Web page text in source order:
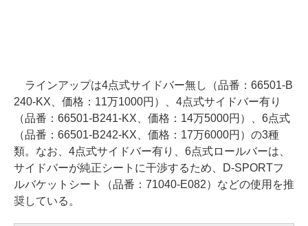
ラインアップは4点式サイドバー無し（品番：66501-B
240-KX、価格：11万1000円）、4点式サイドバー有り
（品番：66501-B241-KX、価格：14万5000円）、6点式
（品番：66501-B242-KX、価格：17万6000円）の3種
類。なお、4点式サイドバー有り、6点式ロールバーは、
サイドバーが純正シートに干渉するため、D-SPORTフ
ルバケットシート（品番：71040-E082）などの使用を推
奨している。